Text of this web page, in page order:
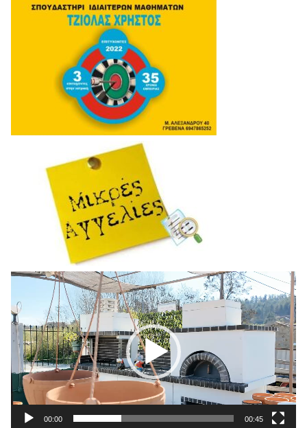
Πρόγραμμα
Αναπαραγωγής
Βίντεο
00:00 00:45